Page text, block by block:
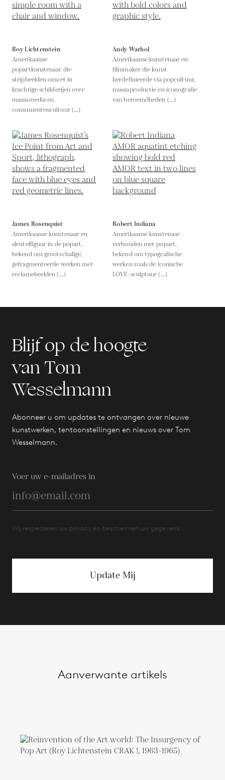
Roy Lichtenstein
Amerikaanse
popartkunstenaar die
stripbeelden omzet in
krachtige schilderijen over
massamedia en
consumentencultuur (...)
Andy Warhol
Amerikaanse kunstenaar en
filmmaker die kunst
herdefinieerde via popcultuur,
massaproductie en iconografie
van beroemdheden (...)
James Rosenquist
Amerikaanse kunstenaar en
sleutelfiguur in de popart,
bekend om grootschalige,
gefragmenteerde werken met
reclamebeelden (...)
Robert Indiana
Amerikaanse kunstenaar
verbonden met popart,
bekend om typografische
werken zoals de iconische
LOVE-sculptuur (...)
Blijf op de hoogte
van Tom
Wesselmann
Abonneer u om updates te ontvangen over nieuwe
kunstwerken, tentoonstellingen en nieuws over Tom
Wesselmann.
Voer uw e-mailadres in
Wij respecteren uw privacy en beschermen uw gegevens.
Update Mij
Aanverwante artikels